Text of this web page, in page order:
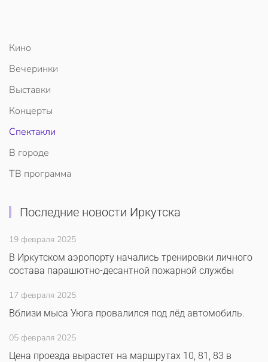
Кино
Вечеринки
Выставки
Концерты
Спектакли
В городе
ТВ программа
Последние новости Иркутска
19 февраля 2025
В Иркутском аэропорту начались тренировки личного
состава парашютно-десантной пожарной службы
17 февраля 2025
Вблизи мыса Уюга провалился под лёд автомобиль.
05 февраля 2025
Цена проезда вырастет на маршрутах 10, 81, 83 в